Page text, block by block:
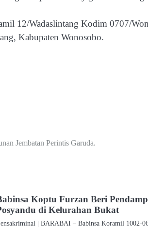
12/Wadaslintang Kodim 0707/
Kabupaten Wonosobo.
Jembatan Perintis Garuda.
Koptu Furzan Beri
di Kelurahan Bukat
| BARABAI – Babinsa Koramil 1002-